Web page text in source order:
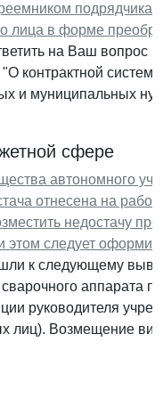
подрядчика
лица в форме
на Ваш
контрактной
и муниципальных
сфере
автономного
отнесена на
недостачу
этом следует
к следующему
аппарата
руководителя
лиц). Возмещение